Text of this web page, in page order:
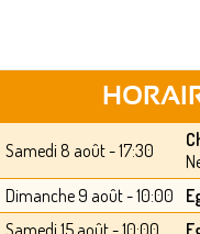
Samedi 8 août - 17:30
Dimanche 9 août - 10:00
Samedi 15 août - 10:00